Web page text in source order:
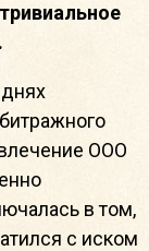
ООО
в том,
с иском